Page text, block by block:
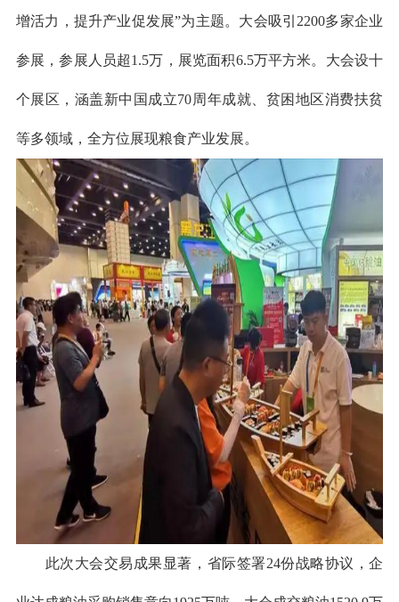
增活力，提升产业促发展”为主题。大会吸引2200多家企业
参展，参展人员超1.5万，展览面积6.5万平方米。大会设十
个展区，涵盖新中国成立70周年成就、贫困地区消费扶贫
等多领域，全方位展现粮食产业发展。
此次大会交易成果显著，省际签署24份战略协议，企